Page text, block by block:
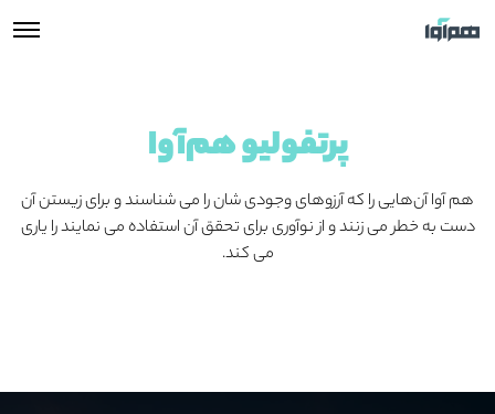
پرتفولیو هم‌آوا
هم آوا آن‌هایی را که آرزوهای وجودی شان را می شناسند و برای زیستن آن
دست به خطر می زنند و از نوآوری برای تحقق آن استفاده می نمایند را یاری
می کند.